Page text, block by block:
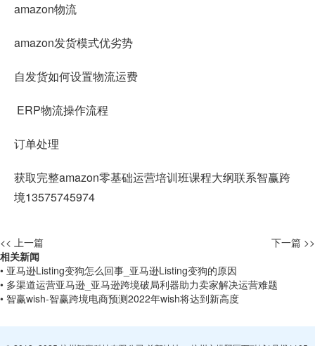
amazon物流
amazon发货模式优劣势
自发货如何设置物流运费
ERP物流操作流程
订单处理
获取完整amazon零基础运营培训班课程大纲联系智赢跨
境13575745974
<< 上一篇
下一篇 >>
相关新闻
• 亚马逊Listing变狗怎么回事_亚马逊Listing变狗的原因
• 多渠道运营亚马逊_亚马逊跨境破局利器助力卖家解决运营难题
• 智赢wish-智赢跨境电商预测2022年wish将达到新高度